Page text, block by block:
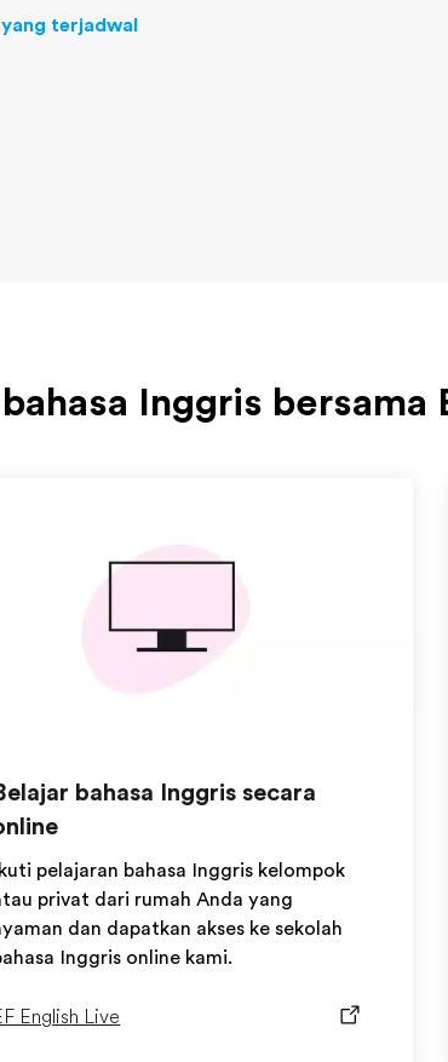
terjadwal
Inggris bersama
bahasa Inggris secara
pelajaran bahasa Inggris kelompok
privat dari rumah Anda yang
dan dapatkan akses ke sekolah
Inggris online kami.
English Live